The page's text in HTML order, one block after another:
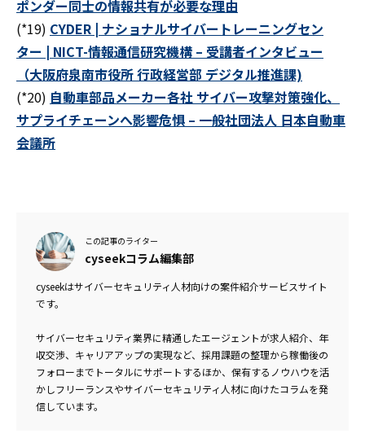
ポンダー同士の情報共有が必要な理由
(*19) CYDER | ナショナルサイバートレーニングセン
ター | NICT-情報通信研究機構 – 受講者インタビュー
（大阪府泉南市役所 行政経営部 デジタル推進課)
(*20) 自動車部品メーカー各社 サイバー攻撃対策強化、
サプライチェーンへ影響危惧 – 一般社団法人 日本自動車
会議所
この記事のライター
cyseekコラム編集部
cyseekはサイバーセキュリティ人材向けの案件紹介サービスサイト
です。
サイバーセキュリティ業界に精通したエージェントが求人紹介、年
収交渉、キャリアアップの実現など、採用課題の整理から稼働後の
フォローまでトータルにサポートするほか、保有するノウハウを活
かしフリーランスやサイバーセキュリティ人材に向けたコラムを発
信しています。